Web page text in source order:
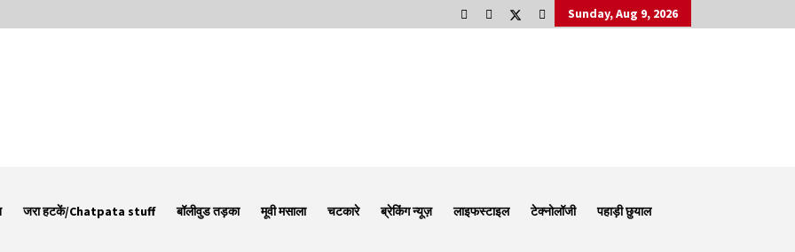
Sunday, Aug 9, 2026
जरा हटकें/Chatpata stuff बॉलीवुड तड़का मूवी मसाला चटकारे ब्रेकिंग न्यूज़ लाइफस्टाइल टेक्नोलॉजी पहाड़ी छुयाल